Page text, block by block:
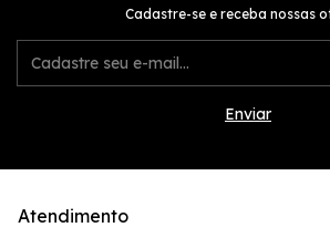
Cadastre-se e receba nossas
Atendimento